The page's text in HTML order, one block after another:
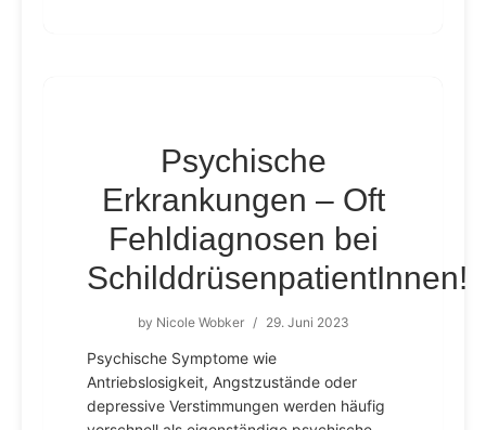
Psychische
Erkrankungen – Oft
Fehldiagnosen bei
SchilddrüsenpatientInnen!
by Nicole Wobker / 29. Juni 2023
Psychische Symptome wie
Antriebslosigkeit, Angstzustände oder
depressive Verstimmungen werden häufig